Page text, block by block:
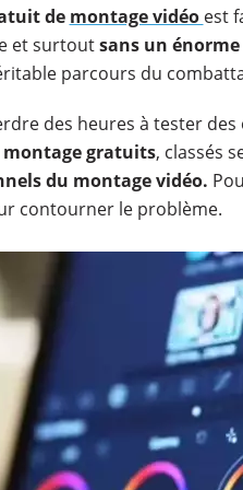
de montage vidéo est
et surtoutsans un
parcours du
des heures à tester
montage gratuits, classés
du montage vidéo.
contourner le problème.